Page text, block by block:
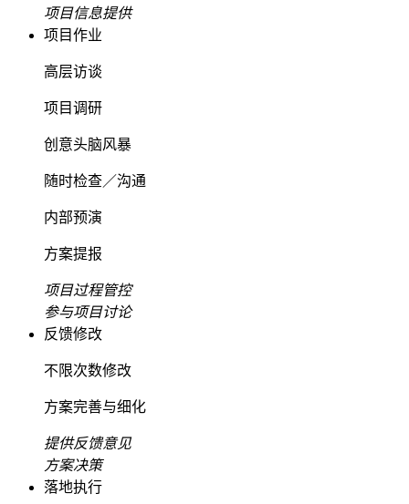
项目信息提供
项目作业
高层访谈
项目调研
创意头脑风暴
随时检查／沟通
内部预演
方案提报
项目过程管控
参与项目讨论
反馈修改
不限次数修改
方案完善与细化
提供反馈意见
方案决策
落地执行